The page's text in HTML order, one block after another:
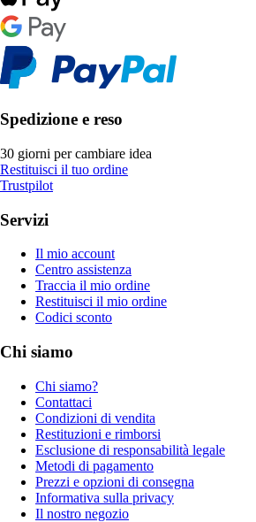
Spedizione e reso
30 giorni per cambiare idea
Restituisci il tuo ordine
Trustpilot
Servizi
Il mio account
Centro assistenza
Traccia il mio ordine
Restituisci il mio ordine
Codici sconto
Chi siamo
Chi siamo?
Contattaci
Condizioni di vendita
Restituzioni e rimborsi
Esclusione di responsabilità legale
Metodi di pagamento
Prezzi e opzioni di consegna
Informativa sulla privacy
Il nostro negozio